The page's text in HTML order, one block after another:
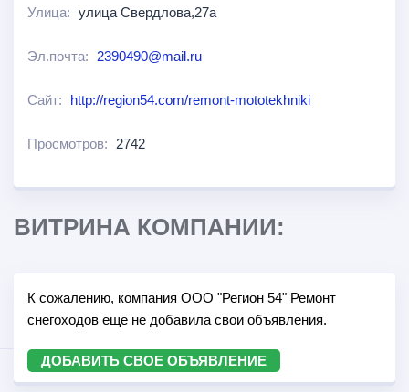
Улица: улица Свердлова,27а
Эл.почта: 2390490@mail.ru
Сайт: http://region54.com/remont-mototekhniki
Просмотров: 2742
ВИТРИНА КОМПАНИИ:
К сожалению, компания ООО "Регион 54" Ремонт
снегоходов еще не добавила свои объявления.
ДОБАВИТЬ СВОЕ ОБЪЯВЛЕНИЕ